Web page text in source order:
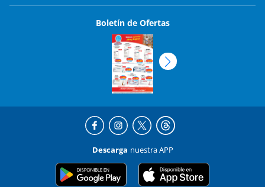
Boletín de Ofertas
Descarga nuestra APP